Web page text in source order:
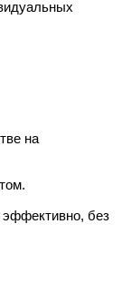
на
эффективно, без